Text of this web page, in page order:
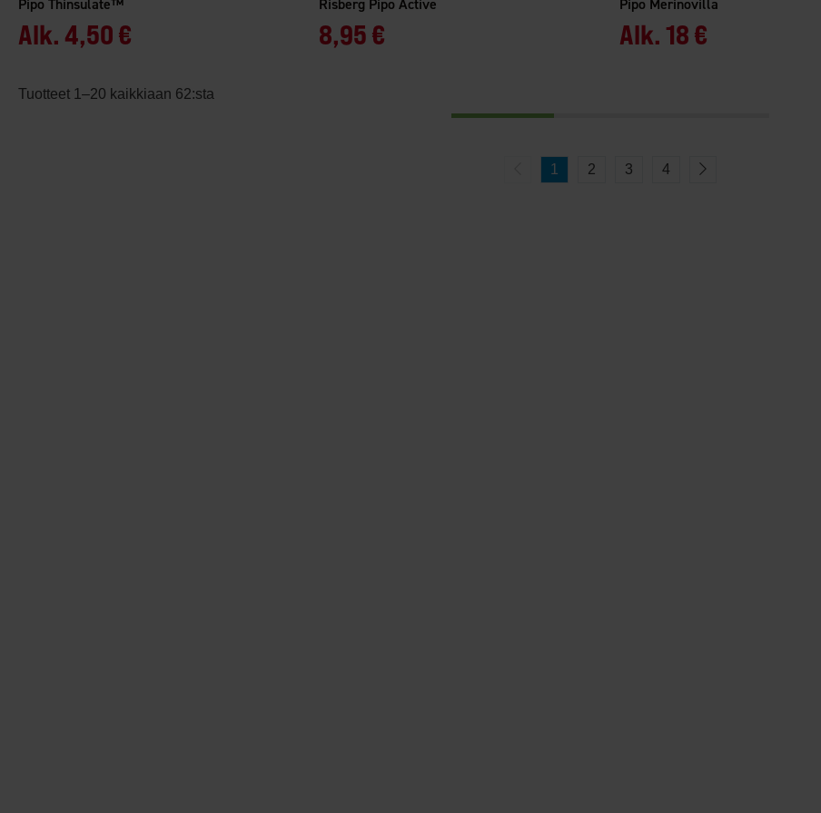
Pipo Thinsulate™
Alk. 4,50 €
Risberg Pipo Active
8,95 €
Pipo Merinovilla
Alk. 18 €
Tuotteet 1–20 kaikkiaan 62:sta
1 2 3 4